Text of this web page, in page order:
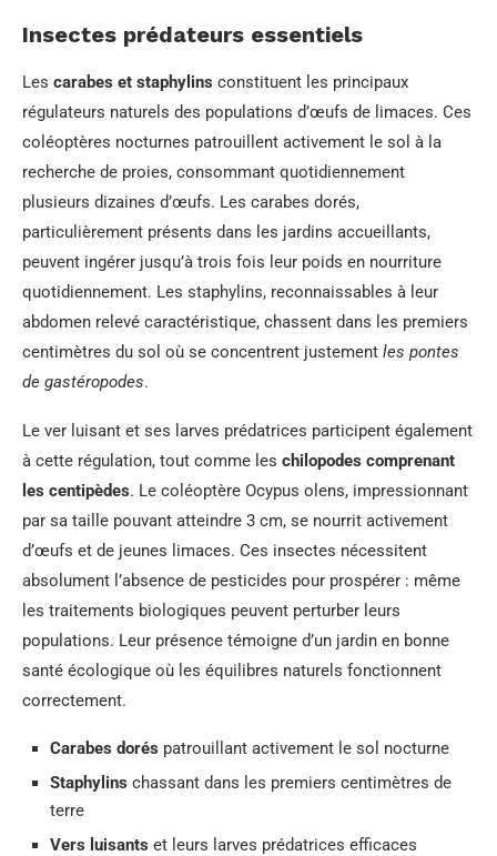
Insectes prédateurs essentiels
Les carabes et staphylins constituent les principaux
régulateurs naturels des populations d’œufs de limaces. Ces
coléoptères nocturnes patrouillent activement le sol à la
recherche de proies, consommant quotidiennement
plusieurs dizaines d’œufs. Les carabes dorés,
particulièrement présents dans les jardins accueillants,
peuvent ingérer jusqu’à trois fois leur poids en nourriture
quotidiennement. Les staphylins, reconnaissables à leur
abdomen relevé caractéristique, chassent dans les premiers
centimètres du sol où se concentrent justement les pontes
de gastéropodes.
Le ver luisant et ses larves prédatrices participent également
à cette régulation, tout comme les chilopodes comprenant
les centipèdes. Le coléoptère Ocypus olens, impressionnant
par sa taille pouvant atteindre 3 cm, se nourrit activement
d’œufs et de jeunes limaces. Ces insectes nécessitent
absolument l’absence de pesticides pour prospérer : même
les traitements biologiques peuvent perturber leurs
populations. Leur présence témoigne d’un jardin en bonne
santé écologique où les équilibres naturels fonctionnent
correctement.
Carabes dorés patrouillant activement le sol nocturne
Staphylins chassant dans les premiers centimètres de
terre
Vers luisants et leurs larves prédatrices efficaces